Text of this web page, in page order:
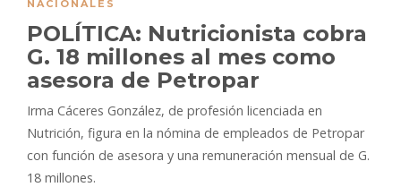
NACIONALES
POLÍTICA: Nutricionista cobra
G. 18 millones al mes como
asesora de Petropar
Irma Cáceres González, de profesión licenciada en
Nutrición, figura en la nómina de empleados de Petropar
con función de asesora y una remuneración mensual de G.
18 millones.